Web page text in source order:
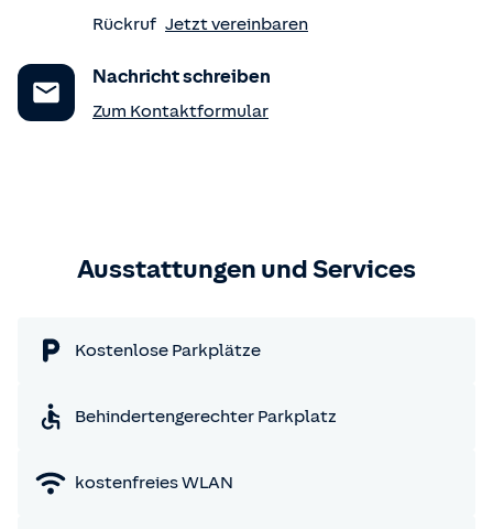
Rückruf Jetzt vereinbaren
Nachricht schreiben
Zum Kontaktformular
Ausstattungen und Services
Kostenlose Parkplätze
Behindertengerechter Parkplatz
kostenfreies WLAN